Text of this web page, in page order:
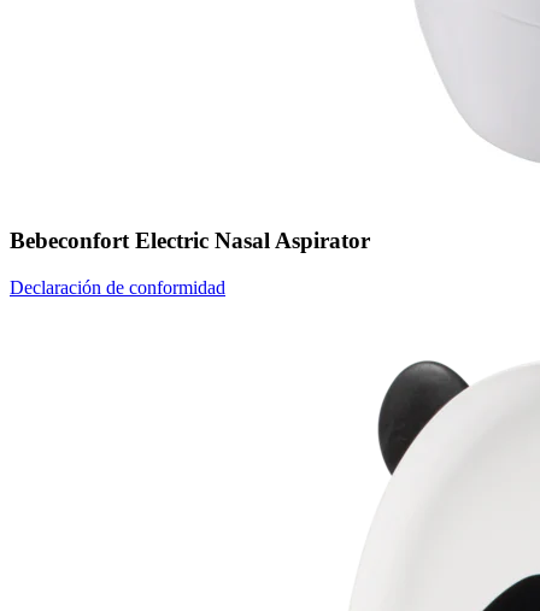
Bebeconfort Electric Nasal Aspirator
Declaración de conformidad